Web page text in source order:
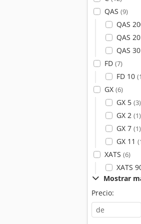
QAS (9)
QAS
QAS 20
QAS 30
FD (7)
FD 10
GX (6)
GX 5 (3)
GX 2 (1)
GX 7 (1)
GX 11
XATS (6)
XATS
Mostrar
Precio: